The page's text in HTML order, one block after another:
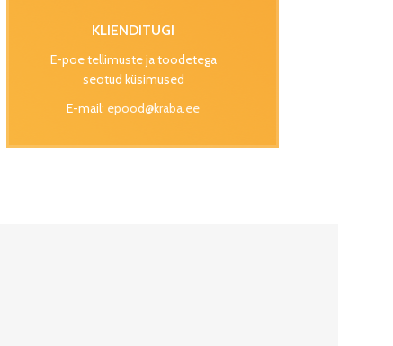
KLIENDITUGI
E-poe tellimuste ja toodetega
seotud küsimused
E-mail: epood@kraba.ee